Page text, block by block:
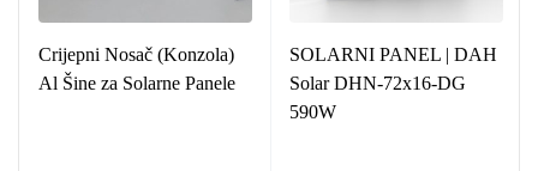
Crijepni Nosač (Konzola)
Al Šine za Solarne Panele
SOLARNI PANEL | DAH
Solar DHN-72x16-DG
590W